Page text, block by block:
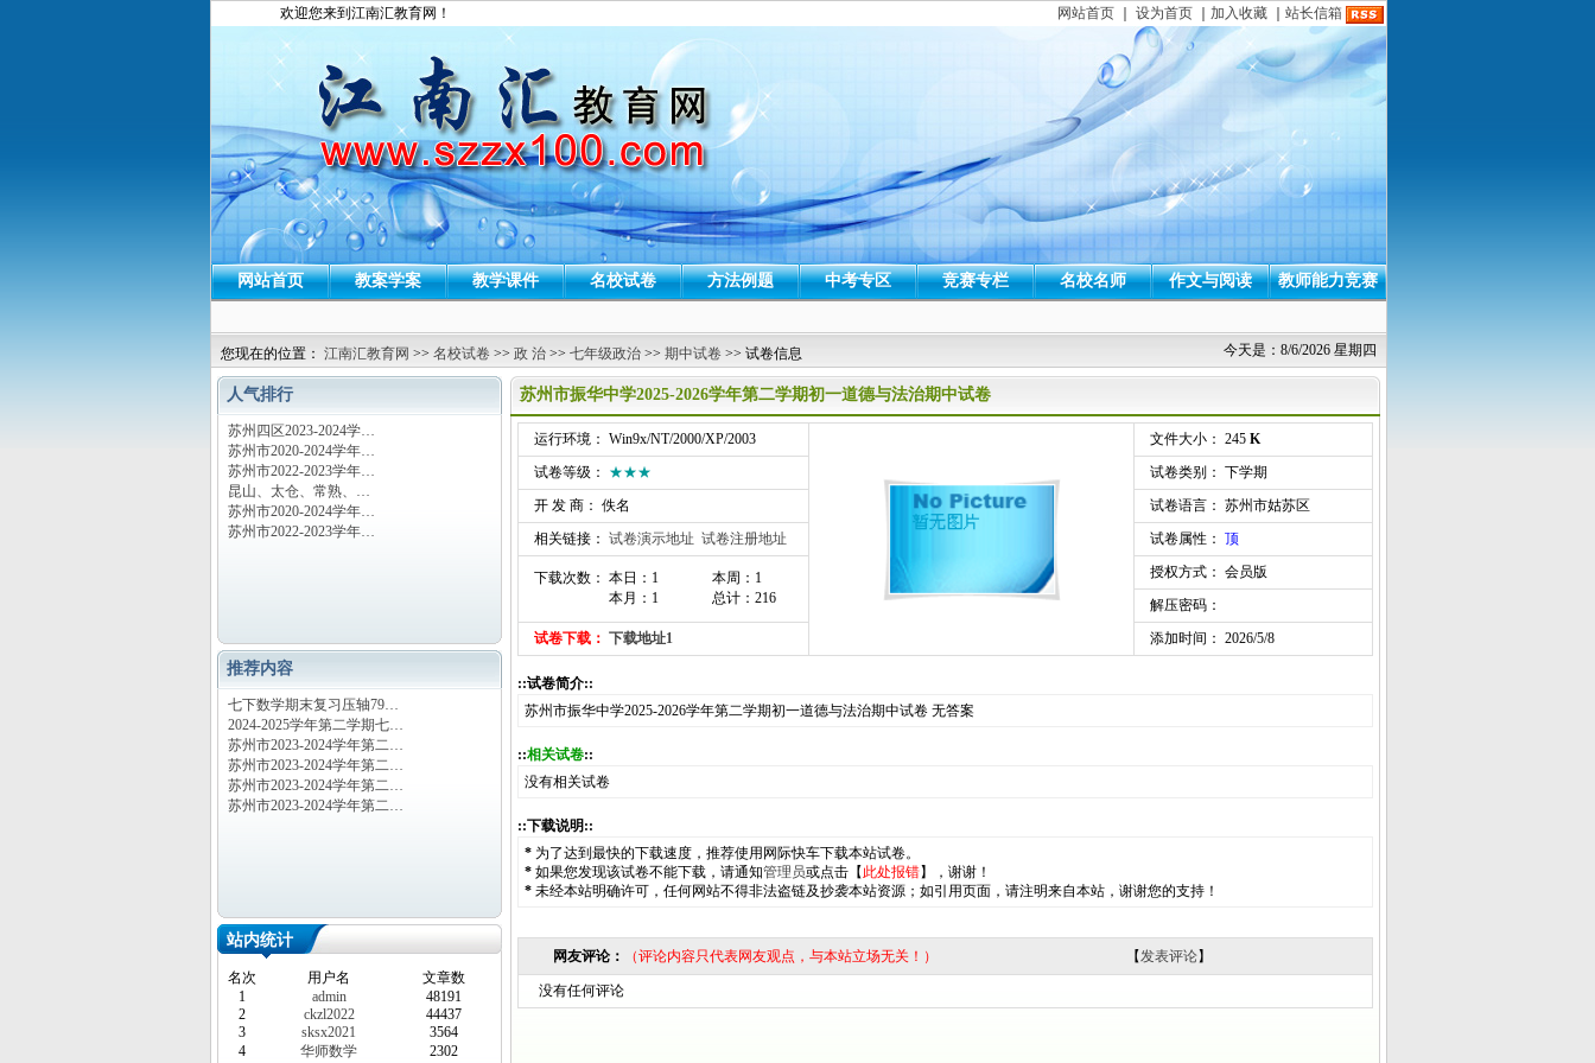
欢迎您来到江南汇教育网！ 网站首页 设为首页 加入收藏 站长信箱
网站首页 教案学案 教学课件 名校试卷 方法例题 中考专区 竞赛专栏 名校名师 作文与阅读 教师能力竞赛
今天是：8/6/2026 星期四
您现在的位置： 江南汇教育网 >> 名校试卷 >> 政 治 >> 七年级政治 >> 期中试卷 >> 试卷信息
人气排行
苏州四区2023-2024学…
苏州市2020-2024学年…
苏州市2022-2023学年…
昆山、太仓、常熟、…
苏州市2020-2024学年…
苏州市2022-2023学年…
推荐内容
七下数学期末复习压轴79…
2024-2025学年第二学期七…
苏州市2023-2024学年第二…
苏州市2023-2024学年第二…
苏州市2023-2024学年第二…
苏州市2023-2024学年第二…
站内统计
名次 用户名
文章数
1
admin
48191
2
ckzl2022
44437
3
sksx2021
3564
4
华师数学
2302
苏州市振华中学2025-2026学年第二学期初一道德与法治期中试卷
运行环境： Win9x/NT/2000/XP/2003 文件大小： 245 K
试卷等级： ★★★
试卷类别： 下学期
开 发 商： 佚名
试卷语言： 苏州市姑苏区
相关链接： 试卷演示地址 试卷注册地址 试卷属性： 顶
下载次数： 本日：1
本月：1
本周：1
总计：216
授权方式： 会员版
解压密码：
试卷下载： 下载地址1 添加时间： 2026/5/8
::试卷简介::
苏州市振华中学2025-2026学年第二学期初一道德与法治期中试卷 无答案
::相关试卷::
没有相关试卷
::下载说明::
* 为了达到最快的下载速度，推荐使用网际快车下载本站试卷。
* 如果您发现该试卷不能下载，请通知管理员或点击【 此处报错】，谢谢！
* 未经本站明确许可，任何网站不得非法盗链及抄袭本站资源；如引用页面，请注明来自本站，谢谢您的支持！
网友评论： （评论内容只代表网友观点，与本站立场无关！） 【发表评论】
没有任何评论